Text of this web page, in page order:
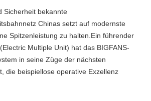
Sicherheit bekannte
Chinas setzt auf modernste
Spitzenleistung zu halten.Ein führender
Multiple Unit) hat das BIGFANS-
in seine Züge der nächsten
die beispiellose operative Exzellenz